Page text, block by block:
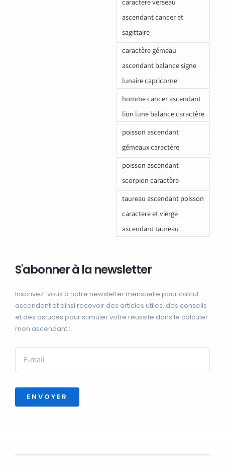
ascendant cancer et
sagittaire
caractère gémeau
ascendant balance signe
lunaire capricorne
homme cancer ascendant
lion lune balance caractère
poisson ascendant
gémeaux caractère
poisson ascendant
scorpion caractère
taureau ascendant poisson
caractere et vierge
ascendant taureau
S'abonner à la newsletter
Inscrivez-vous à notre newsletter mensuelle pour calcul
ascendant et ainsi recevoir des articles utiles, des conseils
et des astuces pour stimuler votre réussite dans le calculer
mon ascendant :
ENVOYER